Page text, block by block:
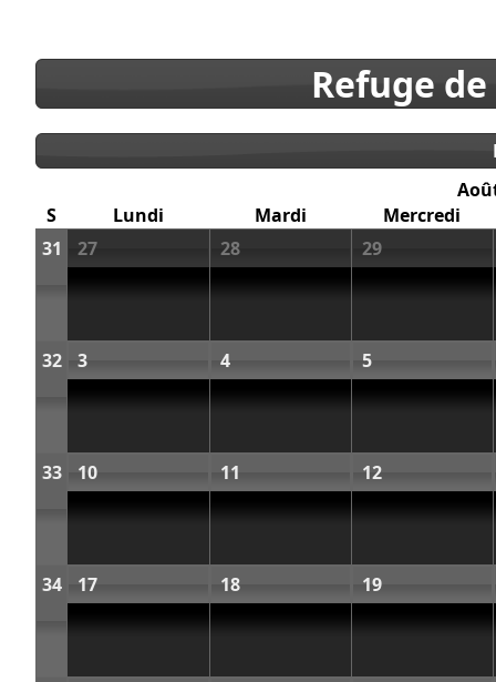
Refuge
S
Lundi Mardi
Mercredi
31
27 28 29
32 3 4 5
33 10 11 12
34 17 18 19